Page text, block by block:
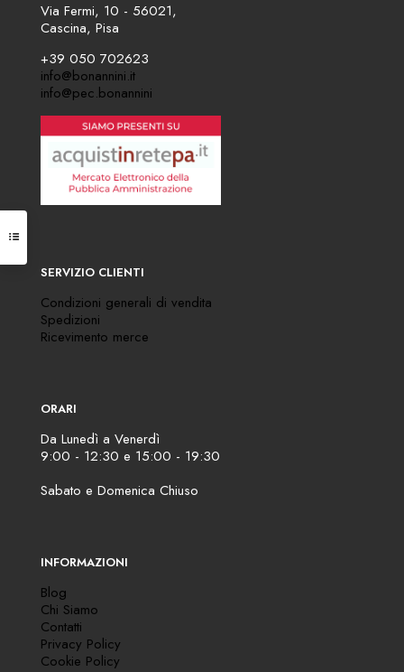
Via Fermi, 10 - 56021,
Cascina, Pisa
+39 050 702623
info@bonannini.it
info@pec.bonannini
SERVIZIO CLIENTI
Condizioni generali di vendita
Spedizioni
Ricevimento merce
ORARI
Da Lunedì a Venerdì
9:00 - 12:30 e 15:00 - 19:30
Sabato e Domenica Chiuso
INFORMAZIONI
Blog
Chi Siamo
Contatti
Privacy Policy
Cookie Policy